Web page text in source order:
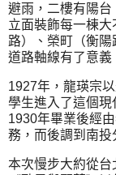
避雨，二樓有陽台
立面裝飾每一棟
路）、榮町（衡
道路軸線有了意義
1927年，龍瑛宗
學生進入了這個現
1930年畢業後經
務，而後調到南投
本次慢步大約從